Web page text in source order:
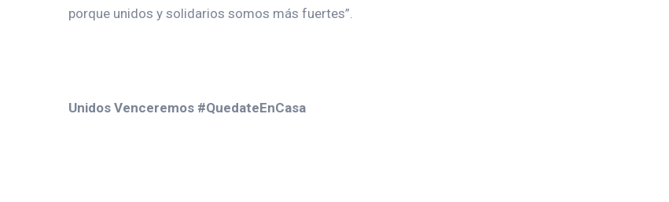
porque unidos y solidarios somos más fuertes”.
Unidos Venceremos #QuedateEnCasa